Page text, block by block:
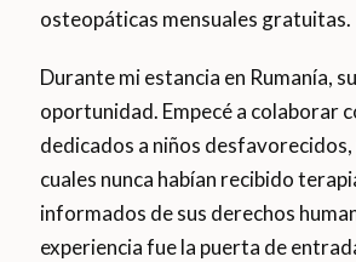
osteopáticas mensuales gratuitas.
Durante mi estancia en Rumanía,
oportunidad. Empecé a colaborar
dedicados a niños desfavorecidos,
cuales nunca habían recibido
informados de sus derechos
experiencia fue la puerta de